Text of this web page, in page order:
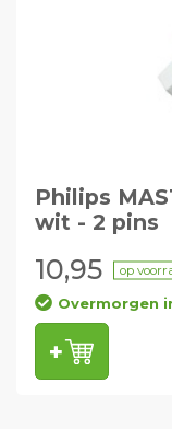
Philips
wit - 2 pins
10,95 op
Overmorgen